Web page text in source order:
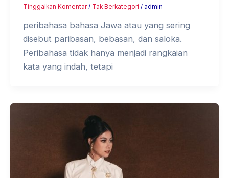
Tinggalkan Komentar / Tak Berkategori / admin
peribahasa bahasa Jawa atau yang sering
disebut paribasan, bebasan, dan saloka.
Peribahasa tidak hanya menjadi rangkaian
kata yang indah, tetapi